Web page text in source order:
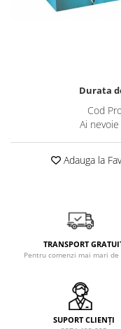
Produse pentru coafat
Produse pentru
Tratament pentru
Vata demachianta
Durata
Cod
Ai
Adauga la
TRANSPORT
Pentru comenzi mai mari de
SUPORT CLIENȚI